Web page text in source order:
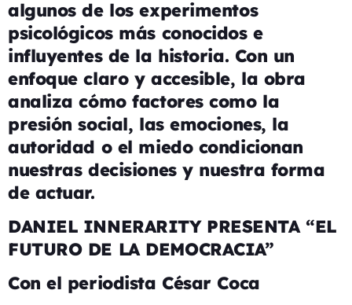
algunos de los experimentos
psicológicos más conocidos e
influyentes de la historia. Con un
enfoque claro y accesible, la obra
analiza cómo factores como la
presión social, las emociones, la
autoridad o el miedo condicionan
nuestras decisiones y nuestra forma
de actuar.
DANIEL INNERARITY PRESENTA “EL
FUTURO DE LA DEMOCRACIA”
Con el periodista César Coca